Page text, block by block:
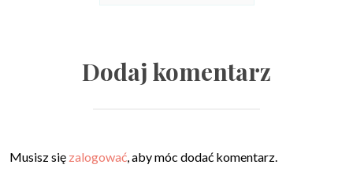
Dodaj komentarz
Musisz się zalogować, aby móc dodać komentarz.